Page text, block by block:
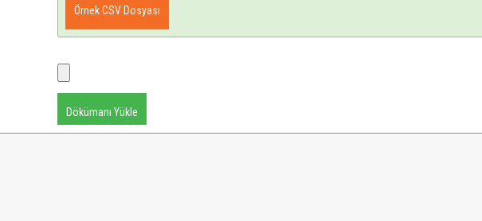
Örnek CSV Dosyası
Dökümanı Yükle